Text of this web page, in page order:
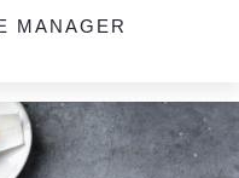
MANAGER